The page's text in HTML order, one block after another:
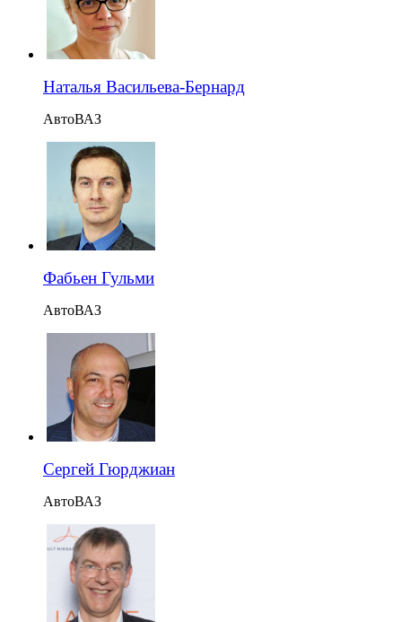
Наталья Васильева-Бернард
АвтоВАЗ
Фабьен Гульми
АвтоВАЗ
Сергей Гюрджиан
АвтоВАЗ